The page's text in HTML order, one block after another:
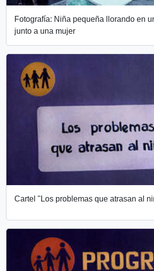
Fotografía: Niña pequeña llorando en
junto a una mujer
Cartel "Los problemas que atrasan al